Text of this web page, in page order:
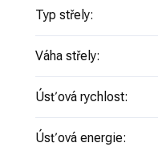
Typ střely:
Váha střely:
Úsťová rychlost:
Úsťová energie: